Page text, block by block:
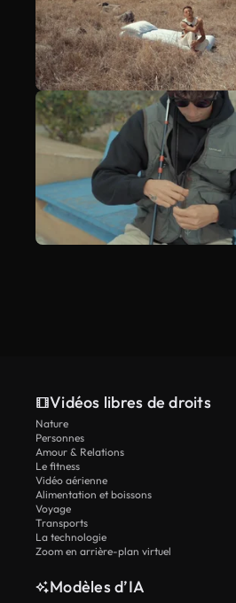
Vidéos libres de droits
Nature
Personnes
Amour & Relations
Le fitness
Vidéo aérienne
Alimentation et boissons
Voyage
Transports
La technologie
Zoom en arrière-plan virtuel
Modèles d’IA